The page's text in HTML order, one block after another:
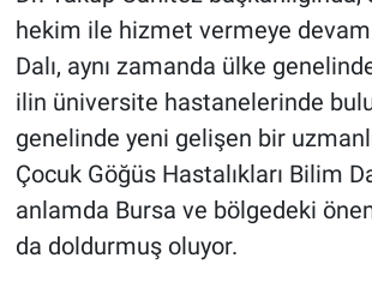
hekim ile hizmet vermeye
Dalı, aynı zamanda ülke
ilin üniversite hastanelerinde
genelinde yeni gelişen bir
Çocuk Göğüs Hastalıkları Bilim
anlamda Bursa ve bölgedeki
da doldurmuş oluyor.